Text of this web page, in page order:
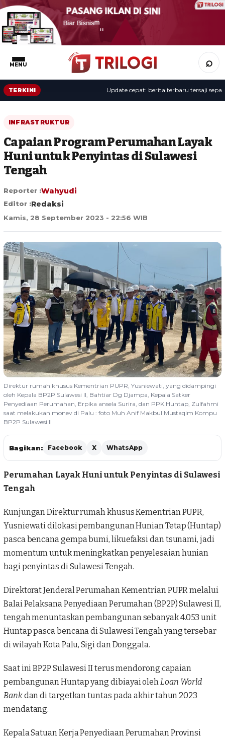
MENU ⌕
TERKINI Update cepat: berita terbaru tersaji
INFRASTRUKTUR
Capaian Program Perumahan Layak
Huni untuk Penyintas di Sulawesi
Tengah
Reporter :Wahyudi
Editor :Redaksi
Kamis, 28 September 2023 - 22:56 WIB
Direktur rumah khusus Kementrian PUPR, Yusniewati, yang didampingi
oleh Kepala BP2P Sulawesi II, Bahtiar Dg Djampa, Kepala Satker
Penyediaan Perumahan, Erpika ansela Surira, dan PPK Huntap, Zulfahmi
saat melakukan monev di Palu : foto Muh Anif Makbul Mustaqim Kompu
BP2P Sulawesi II
Bagikan: Facebook X WhatsApp
Perumahan Layak Huni untuk Penyintas di Sulawesi
Tengah
Kunjungan Direktur rumah khusus Kementrian PUPR,
Yusniewati dilokasi pembangunan Hunian Tetap (Huntap)
pasca bencana gempa bumi, likuefaksi dan tsunami, jadi
momentum untuk meningkatkan penyelesaian hunian
bagi penyintas di Sulawesi Tengah.
Direktorat JenderalPerumahan Kementrian PUPR melalui
Balai Pelaksana Penyediaan Perumahan (BP2P) Sulawesi II,
tengah menuntaskan pembangunan sebanyak 4.053 unit
Huntap pasca bencana di Sulawesi Tengah yang tersebar
di wilayah Kota Palu, Sigi dan Donggala.
Saat iniBP2P Sulawesi IIterus mendorong capaian
pembangunan Huntap yang dibiayai oleh Loan World
Bankdan di targetkan tuntas pada akhir tahun 2023
mendatang.
Kepala Satuan Kerja Penyediaan Perumahan Provinsi